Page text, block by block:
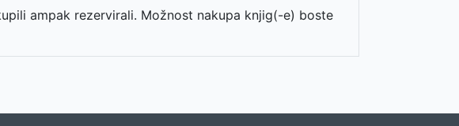
ampak rezervirali. Možnost nakupa knjig(-e) boste